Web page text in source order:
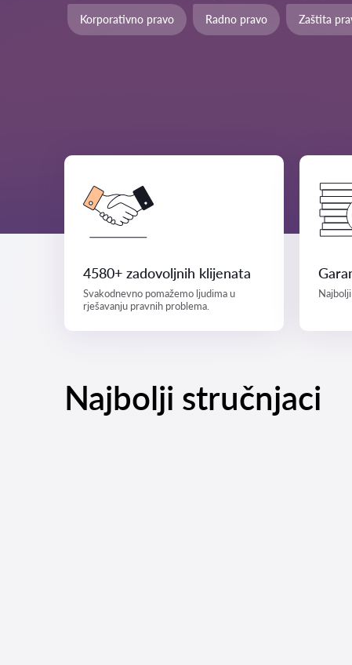
Korporativno pravo Radno pravo Zaštita
4580+ zadovoljnih klijenata
Svakodnevno pomažemo ljudima u
rješavanju pravnih problema.
Najbolji stručnjaci